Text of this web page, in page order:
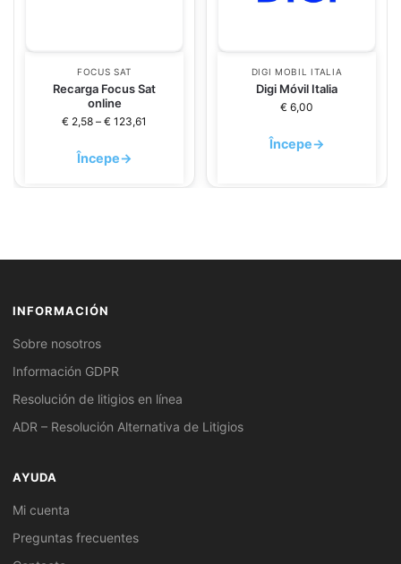
FOCUS SAT
Recarga Focus Sat
online
€ 2,58 – € 123,61
Începe→
DIGI MOBIL ITALIA
Digi Móvil Italia
€ 6,00
Începe→
INFORMACIÓN
Sobre nosotros
Información GDPR
Resolución de litigios en línea
ADR – Resolución Alternativa de Litigios
AYUDA
Mi cuenta
Preguntas frecuentes